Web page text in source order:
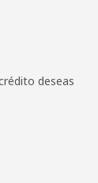
deseas